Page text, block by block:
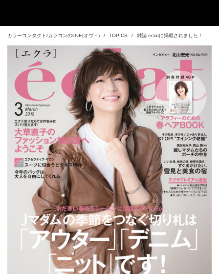
カラーコンタクト/カラコンのOvE(オヴィ) TOPICS 雑誌 eclatに掲載されました！